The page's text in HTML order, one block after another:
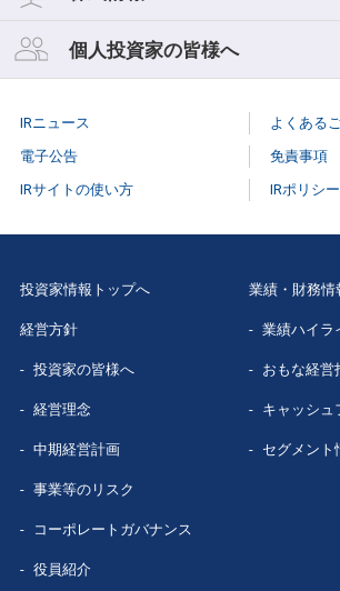
事業等のリスク
役員紹介
キャッシュフロー
セグメント情報
決算説明会
スモールミーティング/事業説明会
有価証券報告書
株主様向け報告書
三菱総研グループレポート
スポンサードリサーチレポート
株式情報
株主総会
株式事務手続き
株価情報（Yahoo!ファイナンス）
個人投資家の皆様へ
個人投資家説明会
特色と強み
グループ企業
数字で見る
IRニュース
よくある
電子公告
免責事項
IRサイトの使い方
IRポリシー
投資家情報トップへ
経営方針
投資家の皆様へ
経営理念
中期経営計画
事業等のリスク
コーポレートガバナンス
役員紹介
業績・財務情
業績ハイラ
おもな経営
キャッシュ
セグメント